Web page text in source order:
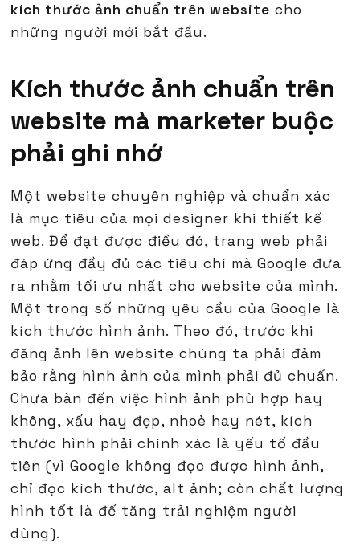
kích thước ảnh chuẩn trên website cho
những người mới bắt đầu.
Kích thước ảnh chuẩn trên
website mà marketer buộc
phải ghi nhớ
Một website chuyên nghiệp và chuẩn xác
là mục tiêu của mọi designer khi thiết kế
web. Để đạt được điều đó, trang web phải
đáp ứng đầy đủ các tiêu chí mà Google đưa
ra nhằm tối ưu nhất cho website của mình.
Một trong số những yêu cầu của Google là
kích thước hình ảnh. Theo đó, trước khi
đăng ảnh lên website chúng ta phải đảm
bảo rằng hình ảnh của mình phải đủ chuẩn.
Chưa bàn đến việc hình ảnh phù hợp hay
không, xấu hay đẹp, nhoè hay nét, kích
thước hình phải chính xác là yếu tố đầu
tiên (vì Google không đọc được hình ảnh,
chỉ đọc kích thước, alt ảnh; còn chất lượng
hình tốt là để tăng trải nghiệm người
dùng).